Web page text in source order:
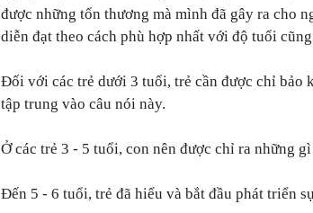
được những tổn thương mà mình đã gây ra cho
diễn đạt theo cách phù hợp nhất với độ tuổi
Đối với các trẻ dưới 3 tuổi, trẻ cần được chỉ bảo
tập trung vào câu nói này.
Ở các trẻ 3 - 5 tuổi, con nên được chỉ ra những
Đến 5 - 6 tuổi, trẻ đã hiểu và bắt đầu phát triển